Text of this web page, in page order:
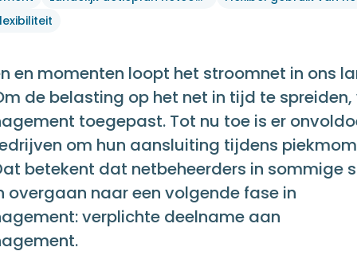
en momenten loopt het stroomnet in ons
de belasting op het net in tijd te
toegepast. Tot nu toe is er
om hun aansluiting tijdens
betekent dat netbeheerders in sommige
overgaan naar een volgende fase in
verplichte deelname aan